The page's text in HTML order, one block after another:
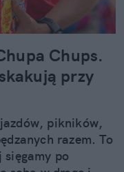
Chups.
przy
pikników,
razem. To
po